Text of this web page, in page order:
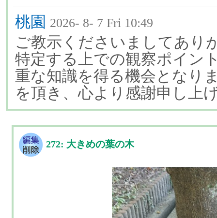
桃園 2026- 8- 7 Fri 10:49
ご教示くださいましてあり
特定する上での観察ポイン
重な知識を得る機会となり
を頂き、心より感謝申し上
272: 大きめの葉の木